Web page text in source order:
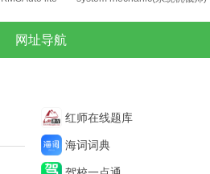
网址导航
红师在线题库
海词词典